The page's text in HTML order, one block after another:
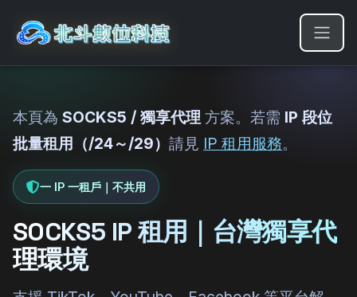
本頁為 SOCKS5 / 獨享代理 方案。若需 IP 段位
批量租用（/24～/29） 請見 IP 租用服務。
一 IP 一租戶｜不共用
SOCKS5 IP 租用｜台灣獨享代
理環境